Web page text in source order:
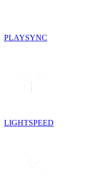
PLAYSYNC
LIGHTSPEED